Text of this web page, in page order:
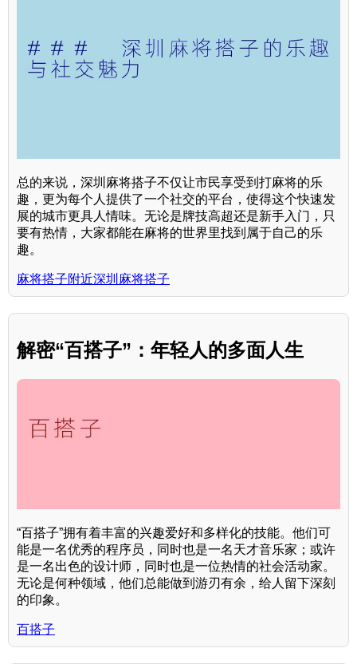
总的来说，深圳麻将搭子不仅让市民享受到打麻将的乐
趣，更为每个人提供了一个社交的平台，使得这个快速发
展的城市更具人情味。无论是牌技高超还是新手入门，只
要有热情，大家都能在麻将的世界里找到属于自己的乐
趣。
麻将搭子附近深圳麻将搭子
解密“百搭子”：年轻人的多面人生
“百搭子”拥有着丰富的兴趣爱好和多样化的技能。他们可
能是一名优秀的程序员，同时也是一名天才音乐家；或许
是一名出色的设计师，同时也是一位热情的社会活动家。
无论是何种领域，他们总能做到游刃有余，给人留下深刻
的印象。
百搭子